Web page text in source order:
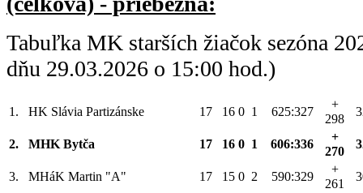
Tabuľka MK starších žiačok sezóna
dňu 29.03.2026 o 15:00 hod.)
1. HK Slávia Partizánske 17 16 0 1 625:327
+
298
2. MHK Bytča 17 16 0 1 606:336
+
270
3. MHáK Martin "A" 17 15 0 2 590:329
+
261